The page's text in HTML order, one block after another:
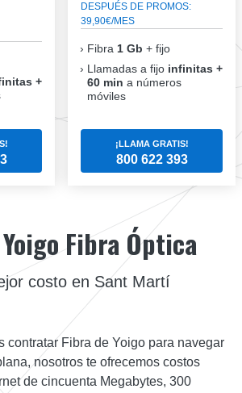
+
DESPUÉS DE PROMOS:
39,90€/MES
Fibra 1 Gb + fijo
Llamadas a fijo infinitas +
60 min a números
móviles
¡LLAMA GRATIS!
800 622 393
Fibra Óptica
costo en Sant Martí
contratar Fibra de Yoigo para navegar
nosotros te ofrecemos costos
de cincuenta Megabytes, 300